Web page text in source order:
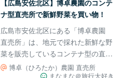
で音楽会が始まるような感覚に包ま
れます。（以前は本当
【広島安佐北区】博卓農園のコンテ
ナ型直売所で新鮮野菜を買い物！
広島市安佐北区にある「博卓農園
直売所」は、地元で採れた新鮮な野
菜を販売しているコンテナ型の直売
所です。 地元で採れた旬の食材を
博卓（ひろたか）農園 直売所
まなまな＠旅行大好き